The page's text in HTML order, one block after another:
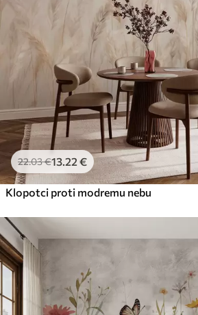
22.03€13 .22 €
Klopotci proti modremu nebu